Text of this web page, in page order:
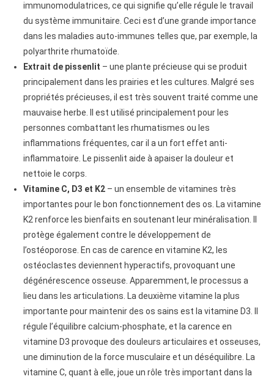
immunomodulatrices, ce qui signifie qu’elle régule le travail
du système immunitaire. Ceci est d’une grande importance
dans les maladies auto-immunes telles que, par exemple, la
polyarthrite rhumatoïde.
Extrait de pissenlit – une plante précieuse qui se produit
principalement dans les prairies et les cultures. Malgré ses
propriétés précieuses, il est très souvent traité comme une
mauvaise herbe. Il est utilisé principalement pour les
personnes combattant les rhumatismes ou les
inflammations fréquentes, car il a un fort effet anti-
inflammatoire. Le pissenlit aide à apaiser la douleur et
nettoie le corps.
Vitamine C, D3 et K2 – un ensemble de vitamines très
importantes pour le bon fonctionnement des os. La vitamine
K2 renforce les bienfaits en soutenant leur minéralisation. Il
protège également contre le développement de
l’ostéoporose. En cas de carence en vitamine K2, les
ostéoclastes deviennent hyperactifs, provoquant une
dégénérescence osseuse. Apparemment, le processus a
lieu dans les articulations. La deuxième vitamine la plus
importante pour maintenir des os sains est la vitamine D3. Il
régule l’équilibre calcium-phosphate, et la carence en
vitamine D3 provoque des douleurs articulaires et osseuses,
une diminution de la force musculaire et un déséquilibre. La
vitamine C, quant à elle, joue un rôle très important dans la